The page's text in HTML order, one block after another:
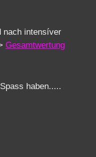
nach intensíver
Gesamtwertung
haben.....